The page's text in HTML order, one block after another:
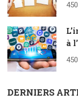
à
DERNIERS